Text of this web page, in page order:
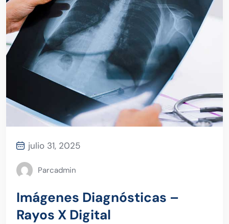
julio 31, 2025
Parcadmin
Imágenes Diagnósticas –
Rayos X Digital